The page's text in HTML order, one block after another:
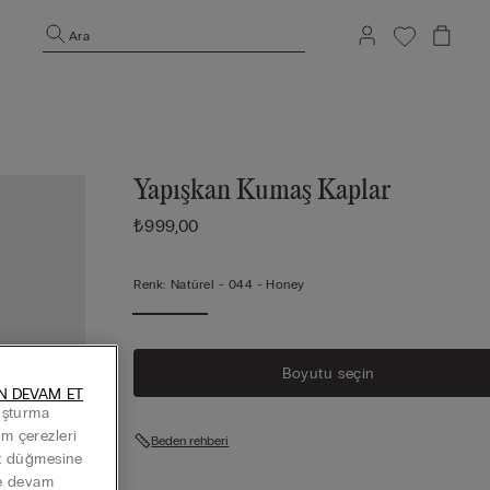
Ara
Yapışkan Kumaş Kaplar
₺999,00
Renk: Natürel - 044 - Honey
Boyutu seçin
Beden rehberi
çerezleri
düğmesine
devam
DEVAM ET